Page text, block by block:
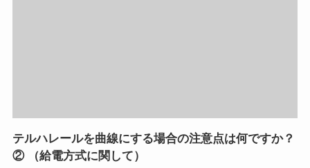
テルハレールを曲線にする場合の注意点は何ですか？
② （給電方式に関して）